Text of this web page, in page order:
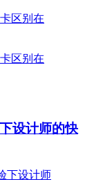
设计师的快